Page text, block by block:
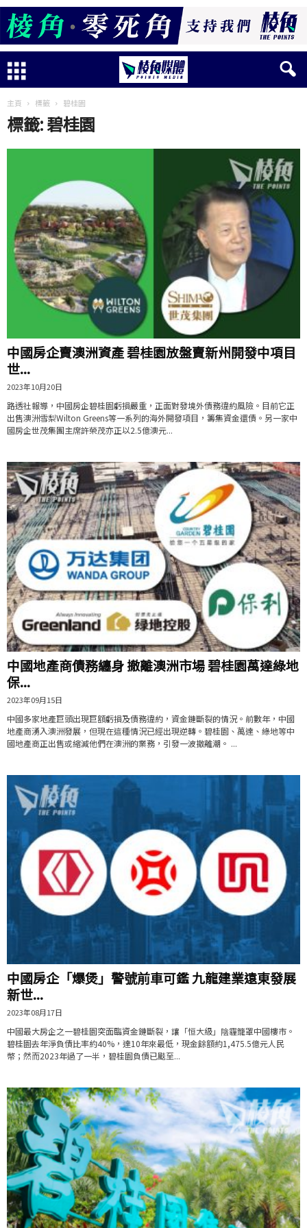
主頁 標籤 碧桂園
標籤: 碧桂園
中國房企賣澳洲資產 碧桂園放盤賣新州開發中項目
世...
2023年10月20日
路透社報導，中國房企碧桂園虧損嚴重，正面對發境外債務違約風險。目前它正
出售澳洲雪梨Wilton Greens等一系列的海外開發項目，籌集資金還債。另一家中
國房企世茂集團主席許榮茂亦正以2.5億澳元...
中國地產商債務纏身 撤離澳洲市場 碧桂園萬達綠地
保...
2023年09月15日
中國多家地產巨頭出現巨額虧損及債務違約，資金鏈斷裂的情況。前數年，中國
地產商湧入澳洲發展，但現在這種情況已經出現逆轉。碧桂園、萬達、綠地等中
國地產商正出售或縮減他們在澳洲的業務，引發一波撤離潮。 ...
中國房企「爆煲」警號前車可鑑 九龍建業遠東發展
新世...
2023年08月17日
中國最大房企之一碧桂園突面臨資金鏈斷裂，讓「恒大級」陰霾籠罩中國樓市。
碧桂園去年淨負債比率約40%，達10年來最低，現金餘額約1,475.5億元人民
幣；然而2023年過了一半，碧桂園負債已颷至...